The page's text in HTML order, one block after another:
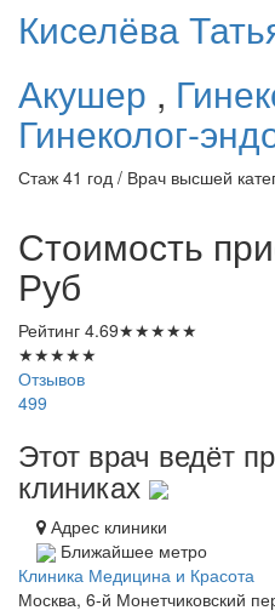
Киселёва
Акушер ,
Гинеколог-
Стаж 41 год / Врач высшей
Стоимость
Руб
Рейтинг 4.69★★★★★
★★★★★
Отзывов
499
Этот врач ведёт
клиниках
Адрес клиники
Ближайшее метро
Клиника Медицина и Красота
Москва, 6-й Монетчиковский